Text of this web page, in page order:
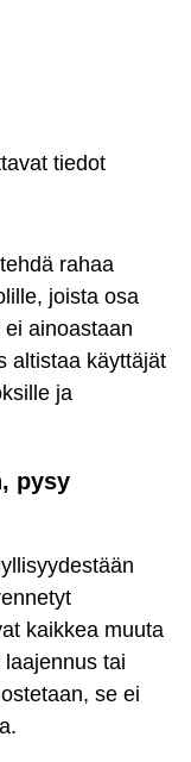
tiedot
rahaa
joista osa
ainoastaan
altistaa käyttäjät
ja
pysy
kaikkea muuta
tai
se ei